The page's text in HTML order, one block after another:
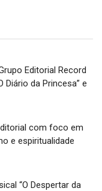
Editorial Record
Diário da Princesa” e
com foco em
e espiritualidade
“O Despertar da